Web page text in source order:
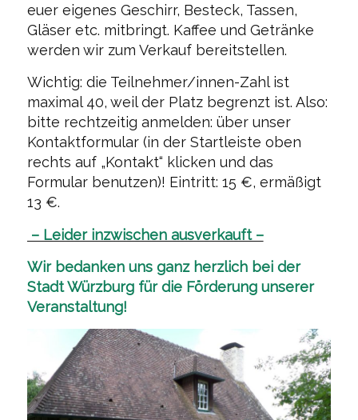
euer eigenes Geschirr, Besteck, Tassen,
Gläser etc. mitbringt. Kaffee und Getränke
werden wir zum Verkauf bereitstellen.
Wichtig: die Teilnehmer/innen-Zahl ist
maximal 40, weil der Platz begrenzt ist. Also:
bitte rechtzeitig anmelden: über unser
Kontaktformular (in der Startleiste oben
rechts auf „Kontakt“ klicken und das
Formular benutzen)! Eintritt: 15 €, ermäßigt
13 €.
– Leider inzwischen ausverkauft –
Wir bedanken uns ganz herzlich bei der
Stadt Würzburg für die Förderung unserer
Veranstaltung!